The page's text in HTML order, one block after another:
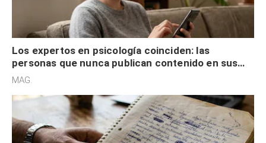
Los expertos en psicología coinciden: las
personas que nunca publican contenido en sus
redes sociales no pretenden buscar validación
MAG.